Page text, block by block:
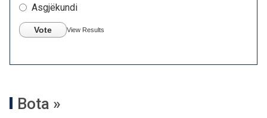
Asgjëkundi
Vote View Results
Bota »